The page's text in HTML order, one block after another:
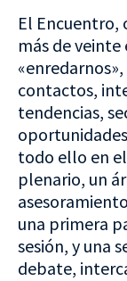
El Encuentro,
más de
contactos,
tendencias,
todo ello en
plenario, un
una primera
sesión, y una
debate,